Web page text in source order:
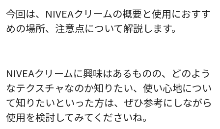
今回は、NIVEAクリームの概要と使用におすす
めの場所、注意点について解説します。
NIVEAクリームに興味はあるものの、どのよう
なテクスチャなのか知りたい、使い心地につい
て知りたいといった方は、ぜひ参考にしながら
使用を検討してみてくださいね。